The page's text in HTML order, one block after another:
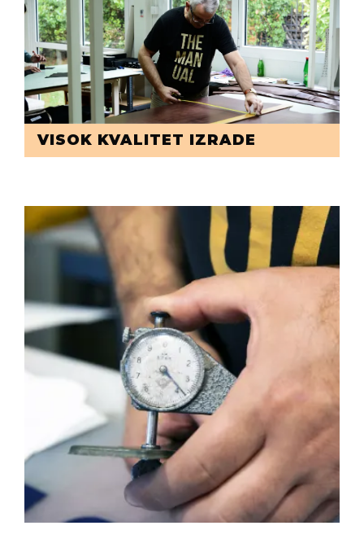
VISOK KVALITET IZRADE